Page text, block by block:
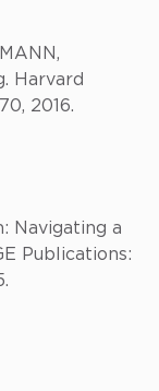
Harvard
2016.
Navigating a
Publications: